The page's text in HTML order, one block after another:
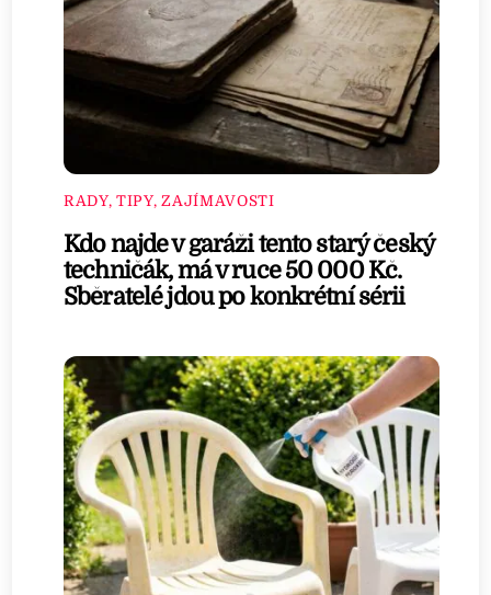
RADY, TIPY, ZAJÍMAVOSTI
Kdo najde v garáži tento starý český
techničák, má v ruce 50 000 Kč.
Sběratelé jdou po konkrétní sérii